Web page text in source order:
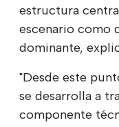
estructura
escenario como
dominante,
"Desde este
se desarrolla a
componente